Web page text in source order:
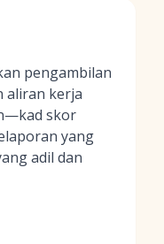
pengambilan
aliran kerja
skor
yang
adil dan